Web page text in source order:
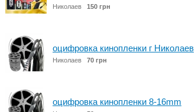
Николаев 150 грн
оцифровка кинопленки г Николаев
Николаев 70 грн
оцифровка кинопленки 8-16mm